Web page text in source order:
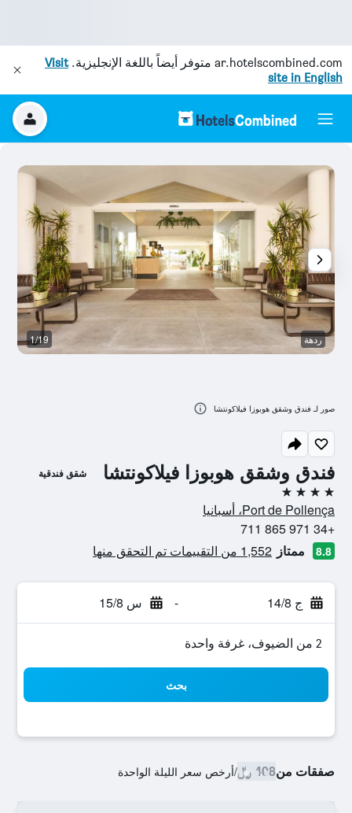
ar.hotelscombined.com متوفر أيضاً باللغة الإنجليزية.Visit
site in English
فندق وشقق هوبوزا فيلاكونتشا شقق فندقية
4 نجوم
Port de Pollença، أسبانيا
+34 971 865 711
8.8 ممتاز 1,552 من التقييمات تم التحقق منها
ج 14/8 - س 15/8
2 من الضيوف، غرفة واحدة
بحث
صفقات من408 ﷼ /أرخص سعر الليلة الواحدة
ردهة 1/19
صور لـ فندق وشقق هوبوزا فيلاكونتشا